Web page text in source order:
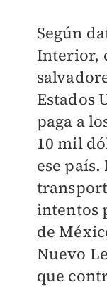
Según
Interior,
Estados
paga a
10 mil
ese
intentos
de
Nuevo
que